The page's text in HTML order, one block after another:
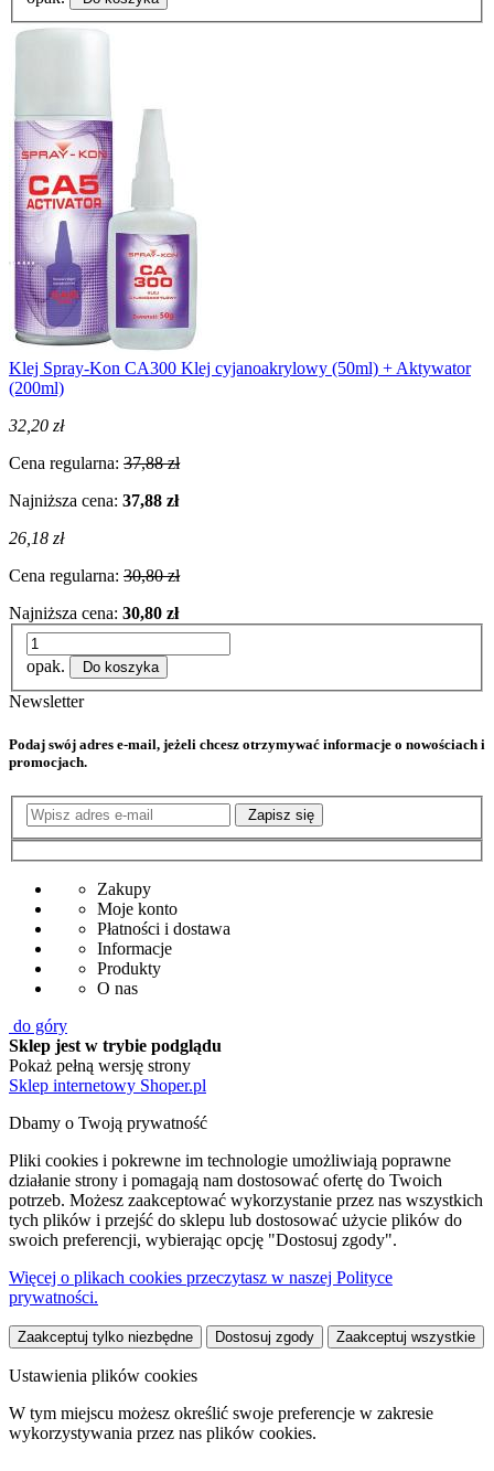
Klej Spray-Kon CA300 Klej cyjanoakrylowy (50ml) + Aktywator
(200ml)
32,20 zł
Cena regularna: 37,88 zł
Najniższa cena: 37,88 zł
26,18 zł
Cena regularna: 30,80 zł
Najniższa cena: 30,80 zł
opak. Do koszyka
Newsletter
Podaj swój adres e-mail, jeżeli chcesz otrzymywać informacje o nowościach i
promocjach.
Zapisz się
Zakupy
Moje konto
Płatności i dostawa
Informacje
Produkty
O nas
do góry
Sklep jest w trybie podglądu
Pokaż pełną wersję strony
Sklep internetowy Shoper.pl
Dbamy o Twoją prywatność
Pliki cookies i pokrewne im technologie umożliwiają poprawne
działanie strony i pomagają nam dostosować ofertę do Twoich
potrzeb. Możesz zaakceptować wykorzystanie przez nas wszystkich
tych plików i przejść do sklepu lub dostosować użycie plików do
swoich preferencji, wybierając opcję "Dostosuj zgody".
Więcej o plikach cookies przeczytasz w naszej Polityce
prywatności.
Zaakceptuj tylko niezbędne Dostosuj zgody Zaakceptuj wszystkie
Ustawienia plików cookies
W tym miejscu możesz określić swoje preferencje w zakresie
wykorzystywania przez nas plików cookies.